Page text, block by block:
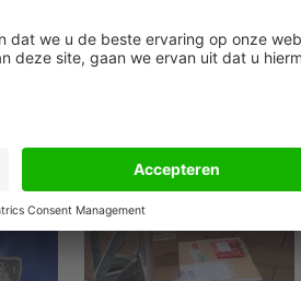
miljarden ondanks
wereldwijde onrust